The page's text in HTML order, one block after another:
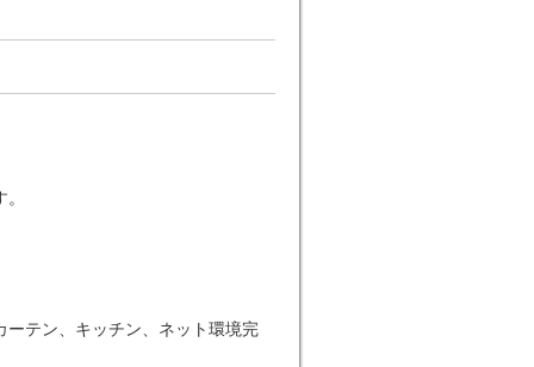
テン、キッチン、ネット環境完